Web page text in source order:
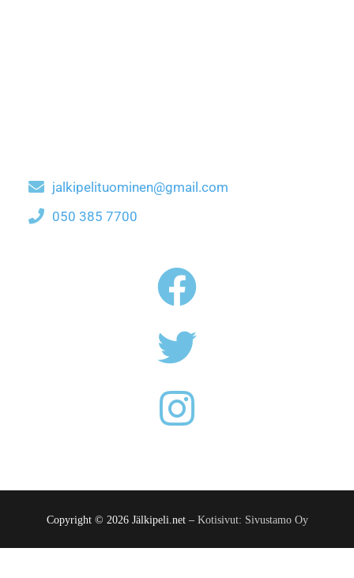
jalkipelituominen@gmail.com
050 385 7700
Copyright © 2026 Jälkipeli.net – Kotisivut: Sivustamo Oy